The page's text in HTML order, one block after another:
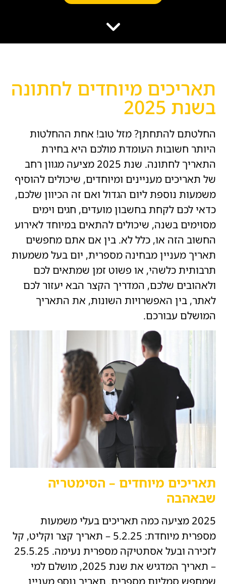
הוסף קו תחתון לקישורים
לאפס
תאריכים מיוחדים לחתונה
בשנת 2025
החלטתם להתחתן? מזל טוב! אחת ההחלטות
היותר חשובות העומדת מולכם היא בחירת
התאריך לחתונה. שנת 2025 מציעה מגוון רחב
של תאריכים מעניינים ומיוחדים, שיכולים להוסיף
משמעות נוספת ליום הגדול ואם זה הכיוון שלכם,
כדאי לכם לקחת בחשבון מועדים, חגים וימים
מסוימים בשנה, שיכולים להתאים במיוחד לאירוע
החשוב הזה או, כלל לא. בין אם אתם מחפשים
תאריך מעניין מבחינה מספרית, יום בעל משמעות
תרבותית כלשהי, או פשוט זמן שמתאים לכם
ולאהובים שלכם, המדריך הקצר הבא יעזור לכם
לאתר, בין האפשרויות השונות, את התאריך
המושלם עבורכם.
תאריכים מיוחדים – הסימטריה
שבאהבה
2025 מציעה כמה תאריכים בעלי משמעות
מספרית מיוחדת: 5.2.25 – תאריך קצר וקליט, קל
לזכירה ובעל אסתטיקה מספרית נעימה. 25.5.25
– תאריך המדגיש את שנת 2025, מושלם למי
שמחפש סמליות מספרית. תאריך נוסף מעניין